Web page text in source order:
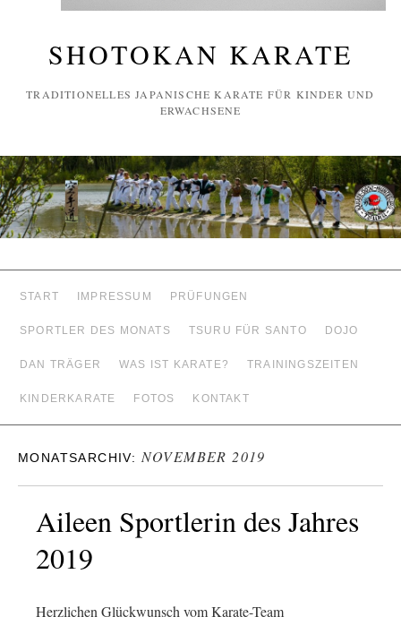
SHOTOKAN KARATE
TRADITIONELLES JAPANISCHE KARATE FÜR KINDER UND
ERWACHSENE
START IMPRESSUM PRÜFUNGEN
SPORTLER DES MONATS TSURU FÜR SANTO DOJO
DAN TRÄGER WAS IST KARATE? TRAININGSZEITEN
KINDERKARATE FOTOS KONTAKT
MONATSARCHIV: NOVEMBER 2019
Aileen Sportlerin des Jahres
2019
Herzlichen Glückwunsch vom Karate-Team